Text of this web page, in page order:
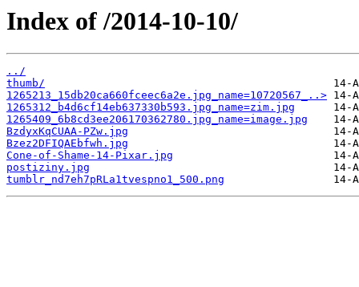
Index of /2014-10-10/
../
thumb/
1265213_15db20ca660fceec6a2e.jpg_name=10720567_..>
1265312_b4d6cf14eb637330b593.jpg_name=zim.jpg
1265409_6b8cd3ee206170362780.jpg_name=image.jpg
BzdyxKqCUAA-PZw.jpg
Bzez2DFIQAEbfwh.jpg
Cone-of-Shame-14-Pixar.jpg
postiziny.jpg
tumblr_nd7eh7pRLa1tvespno1_500.png